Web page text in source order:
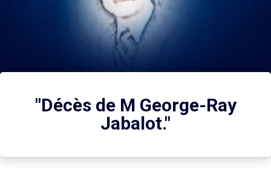
"Décès de M George-Ray
Jabalot."